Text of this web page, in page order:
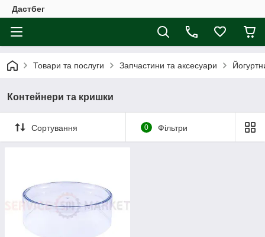
Дастбег
Товари та послуги Запчастини та аксесуари
Контейнери та кришки
Сортування 0 Фільтри